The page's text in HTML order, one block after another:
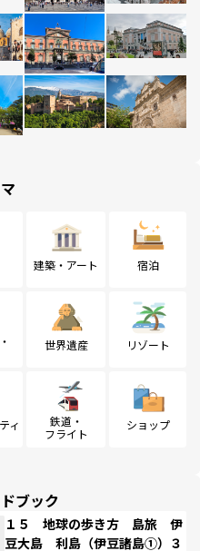
建築・アート 宿泊
世界遺産 リゾート
ィ
鉄道・
フライト
ショップ
ブック
１５ 地球の歩き方 島旅 伊
豆大島 利島（伊豆諸島①）３